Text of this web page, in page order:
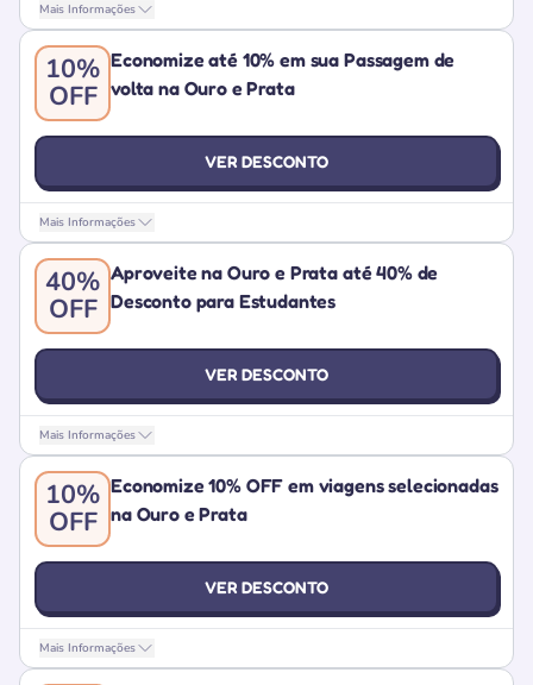
Mais Informações
10%
OFF
Economize até 10% em sua Passagem de
volta na Ouro e Prata
VER DESCONTO
Mais Informações
40%
OFF
Aproveite na Ouro e Prata até 40% de
Desconto para Estudantes
VER DESCONTO
Mais Informações
10%
OFF
Economize 10% OFF em viagens selecionadas
na Ouro e Prata
VER DESCONTO
Mais Informações